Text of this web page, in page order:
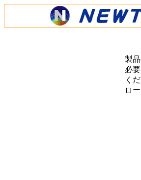
製
必
く
ロ